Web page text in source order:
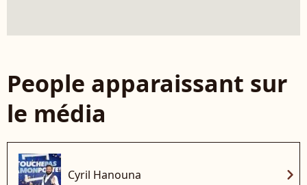
People apparaissant sur
le média
Cyril Hanouna chevron_right